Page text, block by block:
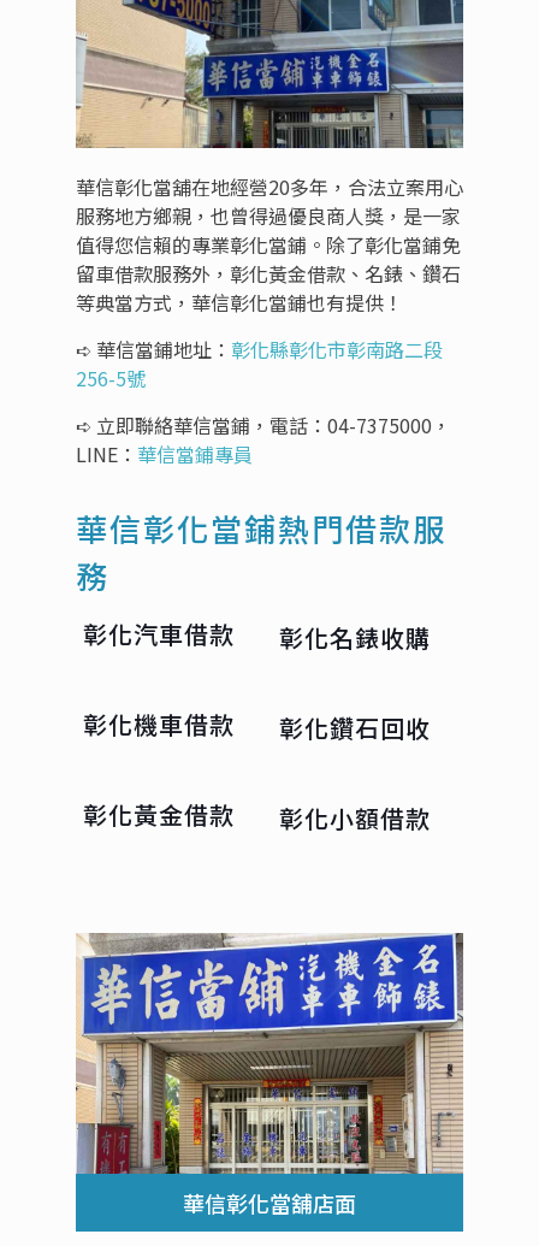
華信彰化當舖在地經營20多年，合法立案用心
服務地方鄉親，也曾得過優良商人獎，是一家
值得您信賴的專業彰化當鋪。除了彰化當鋪免
留車借款服務外，彰化黃金借款、名錶、鑽石
等典當方式，華信彰化當鋪也有提供！
➪ 華信當鋪地址： 彰化縣彰化市彰南路二段
256-5號
➪ 立即聯絡華信當鋪，電話： 04-7375000 ，
LINE： 華信當鋪專員
華信彰化當鋪熱門借款服
務
彰化汽車借款
彰化機車借款
彰化黃金借款
彰化名錶收購
彰化鑽石回收
彰化小額借款
華信彰化當舖店面